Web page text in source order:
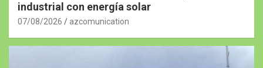
industrial con energía solar
07/08/2026 azcomunication